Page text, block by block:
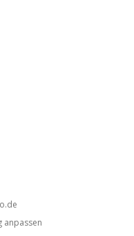
anpassen